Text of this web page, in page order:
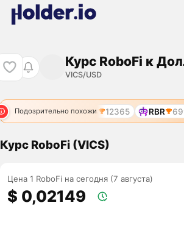
Курс RoboFi к
VICS/USD
Подозрительно похожи
11344 ROS 12365 RBR
Курс RoboFi (VICS)
Цена 1 RoboFi на сегодня (7 августа)
$ 0,02149